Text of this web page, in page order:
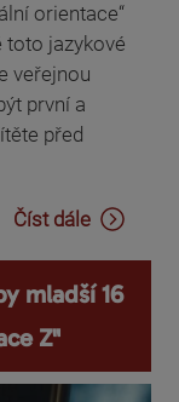
orientace“
toto jazykové
veřejnou
první a
před
Číst dále
mladší 16
Z"